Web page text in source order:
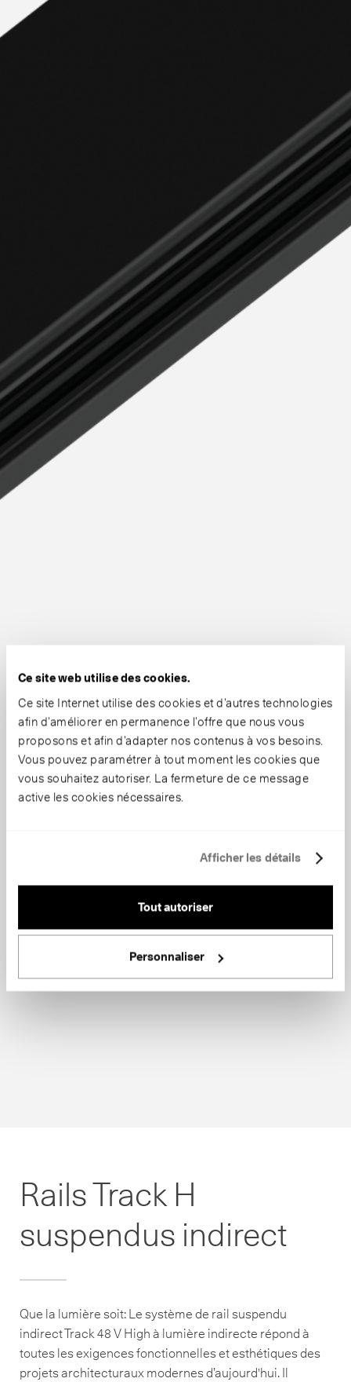
Ce site web utilise des cookies.
Ce site Internet utilise des cookies et d’autres technologies
afin d’améliorer en permanence l’offre que nous vous
proposons et afin d’adapter nos contenus à vos besoins.
Vous pouvez paramétrer à tout moment les cookies que
vous souhaitez autoriser. La fermeture de ce message
active les cookies nécessaires.
Afficher les détails
Tout autoriser
Personnaliser
Rails Track H
suspendus indirect
Que la lumière soit: Le système de rail suspendu
indirect Track 48 V High à lumière indirecte répond à
toutes les exigences fonctionnelles et esthétiques des
projets architecturaux modernes d’aujourd'hui. Il